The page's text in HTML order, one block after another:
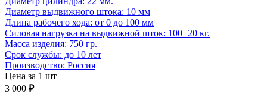
Диаметр выдвижного штока: 10 мм
Длина рабочего хода: от 0 до 100 мм
Cиловая нагрузка на выдвижной шток: 100+20 кг.
Масса изделия: 750 гр.
Срок службы: до 10 лет
Производство: Россия
Цена за 1 шт
3 000 ₽